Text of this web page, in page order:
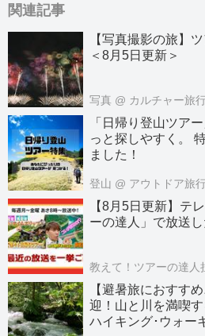
関連記事
【写真撮影の旅】
＜8月5日更新＞
写真 @ カルチャー旅
「日帰り登山ツア
っと探しやすく。
ました！
登山 @ アウトドア旅
【8月5日更新】テ
ーの達人」で放送
教えて！ツアーの達人
【避暑旅におすす
迎！山と川を満喫
ハイキング･ウォー